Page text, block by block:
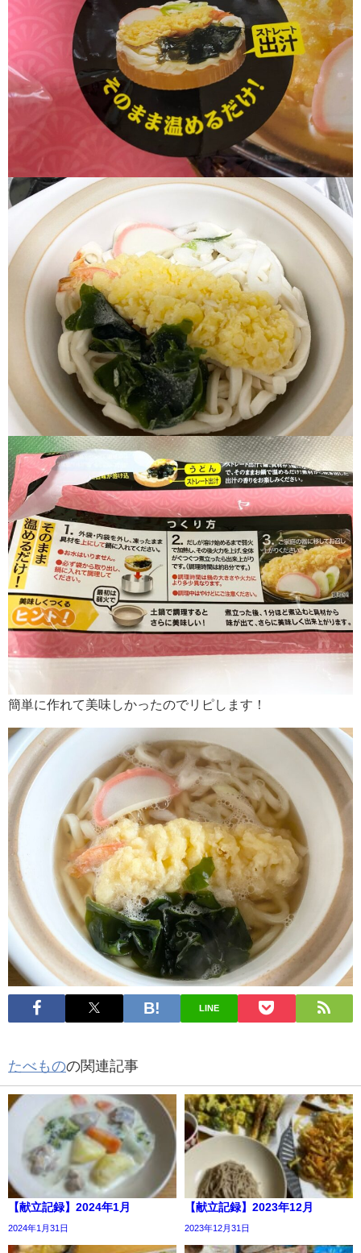
簡単に作れて美味しかったのでリピします！
LINE
たべものの関連記事
【献立記録】2024年1月
2024年1月31日
【献立記録】2023年12月
2023年12月31日